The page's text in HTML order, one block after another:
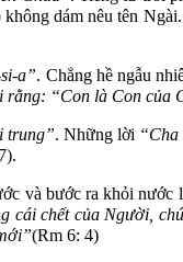
dám nêu tên
a”. Chẳng hề ngẫu
“Con là Con của
trung”. Những lời “Cha
và bước ra khỏi nước
cái chết của Người,
(Rm 6: 4)